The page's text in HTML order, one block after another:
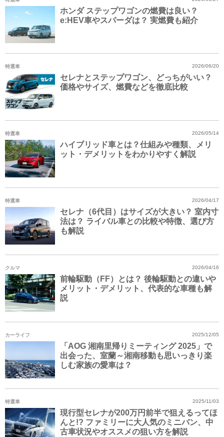
ホンダ ステップワゴンの燃費は良い？
e:HEV車やスパーダは？ 実燃費も紹介
特選車 2026/06/20
セレナとステップワゴン、どっちがいい？
価格やサイズ、燃費などを徹底比較
特選車 2026/05/14
ハイブリッド車とは？仕組みや種類、メリ
ット・デメリットをわかりやすく解説
特選車 2026/04/17
セレナ（6代目）はサイズが大きい？ 室内寸
法は？ ライバル車との比較や特徴、選び方
も解説
クルマ 2026/04/16
前輪駆動（FF）とは？ 後輪駆動との違いや
メリット・デメリット、代表的な車種も解
説
カーライフ 2025/12/05
「AOG 湘南里帰りミーティング 2025」で
出会った、室蘭～湘南移動も思いっきり楽
しむ家族の愛車は？
特選車 2025/11/03
現行型セレナが200万円前半で狙えるってほ
んと!? ファミリーに大人気のミニバン、中
古車状況やオススメの狙い方を解説